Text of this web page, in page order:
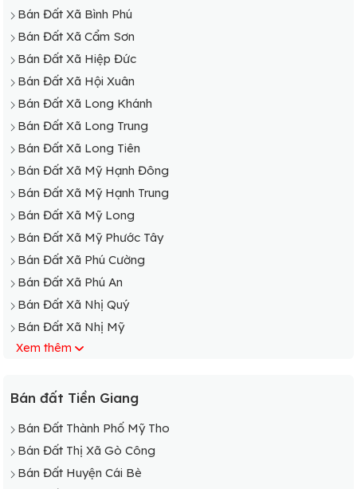
Bán Đất Xã Bình Phú
Bán Đất Xã Cẩm Sơn
Bán Đất Xã Hiệp Đức
Bán Đất Xã Hội Xuân
Bán Đất Xã Long Khánh
Bán Đất Xã Long Trung
Bán Đất Xã Long Tiên
Bán Đất Xã Mỹ Hạnh Đông
Bán Đất Xã Mỹ Hạnh Trung
Bán Đất Xã Mỹ Long
Bán Đất Xã Mỹ Phước Tây
Bán Đất Xã Phú Cường
Bán Đất Xã Phú An
Bán Đất Xã Nhị Quý
Bán Đất Xã Nhị Mỹ
Bán Đất Xã Ngũ Hiệp
Bán Đất Xã Mỹ Thành Bắc
Bán Đất Xã Thanh Hoà
Bán Đất Xã Tân Phú
Bán Đất Xã Tân Phong
Xem thêm
Bán đất Tiền Giang
Bán Đất Thành Phố Mỹ Tho
Bán Đất Thị Xã Gò Công
Bán Đất Huyện Cái Bè